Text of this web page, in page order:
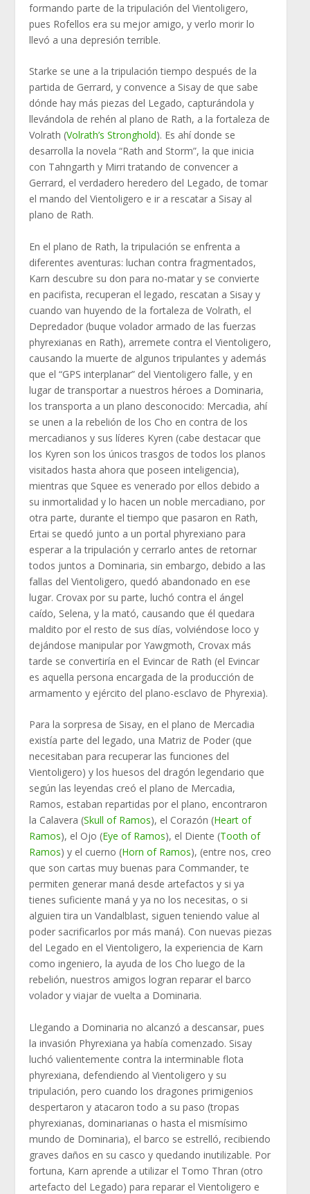
formando parte de la tripulación del Vientoligero,
pues Rofellos era su mejor amigo, y verlo morir lo
llevó a una depresión terrible.
Starke se une a la tripulación tiempo después de la
partida de Gerrard, y convence a Sisay de que sabe
dónde hay más piezas del Legado, capturándola y
llevándola de rehén al plano de Rath, a la fortaleza de
Volrath (Volrath’s Stronghold). Es ahí donde se
desarrolla la novela “Rath and Storm”, la que inicia
con Tahngarth y Mirri tratando de convencer a
Gerrard, el verdadero heredero del Legado, de tomar
el mando del Vientoligero e ir a rescatar a Sisay al
plano de Rath.
En el plano de Rath, la tripulación se enfrenta a
diferentes aventuras: luchan contra fragmentados,
Karn descubre su don para no-matar y se convierte
en pacifista, recuperan el legado, rescatan a Sisay y
cuando van huyendo de la fortaleza de Volrath, el
Depredador (buque volador armado de las fuerzas
phyrexianas en Rath), arremete contra el Vientoligero,
causando la muerte de algunos tripulantes y además
que el “GPS interplanar” del Vientoligero falle, y en
lugar de transportar a nuestros héroes a Dominaria,
los transporta a un plano desconocido: Mercadia, ahí
se unen a la rebelión de los Cho en contra de los
mercadianos y sus líderes Kyren (cabe destacar que
los Kyren son los únicos trasgos de todos los planos
visitados hasta ahora que poseen inteligencia),
mientras que Squee es venerado por ellos debido a
su inmortalidad y lo hacen un noble mercadiano, por
otra parte, durante el tiempo que pasaron en Rath,
Ertai se quedó junto a un portal phyrexiano para
esperar a la tripulación y cerrarlo antes de retornar
todos juntos a Dominaria, sin embargo, debido a las
fallas del Vientoligero, quedó abandonado en ese
lugar. Crovax por su parte, luchó contra el ángel
caído, Selena, y la mató, causando que él quedara
maldito por el resto de sus días, volviéndose loco y
dejándose manipular por Yawgmoth, Crovax más
tarde se convertiría en el Evincar de Rath (el Evincar
es aquella persona encargada de la producción de
armamento y ejército del plano-esclavo de Phyrexia).
Para la sorpresa de Sisay, en el plano de Mercadia
existía parte del legado, una Matriz de Poder (que
necesitaban para recuperar las funciones del
Vientoligero) y los huesos del dragón legendario que
según las leyendas creó el plano de Mercadia,
Ramos, estaban repartidas por el plano, encontraron
la Calavera (Skull of Ramos), el Corazón (Heart of
Ramos), el Ojo (Eye of Ramos), el Diente (Tooth of
Ramos) y el cuerno (Horn of Ramos), (entre nos, creo
que son cartas muy buenas para Commander, te
permiten generar maná desde artefactos y si ya
tienes suficiente maná y ya no los necesitas, o si
alguien tira un Vandalblast, siguen teniendo value al
poder sacrificarlos por más maná). Con nuevas piezas
del Legado en el Vientoligero, la experiencia de Karn
como ingeniero, la ayuda de los Cho luego de la
rebelión, nuestros amigos logran reparar el barco
volador y viajar de vuelta a Dominaria.
Llegando a Dominaria no alcanzó a descansar, pues
la invasión Phyrexiana ya había comenzado. Sisay
luchó valientemente contra la interminable flota
phyrexiana, defendiendo al Vientoligero y su
tripulación, pero cuando los dragones primigenios
despertaron y atacaron todo a su paso (tropas
phyrexianas, dominarianas o hasta el mismísimo
mundo de Dominaria), el barco se estrelló, recibiendo
graves daños en su casco y quedando inutilizable. Por
fortuna, Karn aprende a utilizar el Tomo Thran (otro
artefacto del Legado) para reparar el Vientoligero e